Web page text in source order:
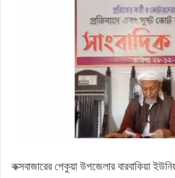
কফিল উদ্দিন
জয়নাল আবেদীন মহিউচ্ছুন্নাহ দাখিল
সসাসের পাঁচদিনের সংগীত কর্মশালা
চকরিয়ায় উপজেলা স্কাউটসের মাসিক
বেগম রোকেয়া সাখাওয়াত হোসেন
করিম
বেগম রোকেয়া সাখাওয়াত হোসেন
শিক্ষার্থী
চকরিয়া কেন্দ্রীয় উচ্চ বিদ্যালয়ে
চকরিয়া প্রেসক্লাবের উদ্যোগে
কক্সবাজারের পেকুয়া উপজেলার বারবাকিয়া